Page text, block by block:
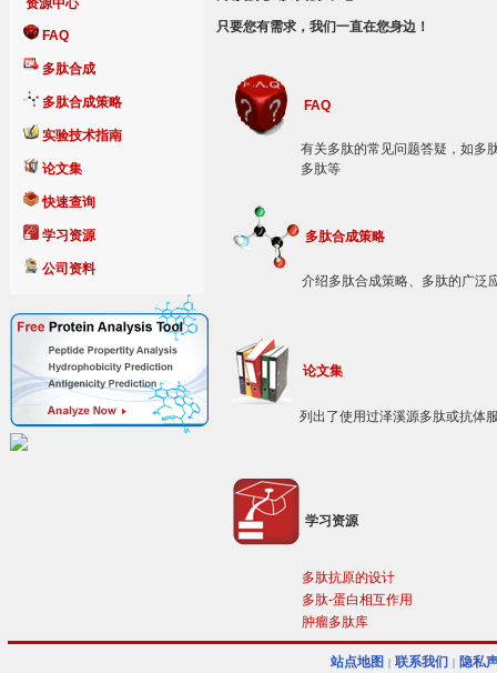
资源中心
FAQ
多肽合成
多肽合成策略
实验技术指南
论文集
快速查询
学习资源
公司资料
只要您有需求，我们一直在您身边！
FAQ
有关多肽的常见问题答疑，如多
多肽等
多肽合成策略
介绍多肽合成策略、多肽的广泛
论文集
列出了使用过泽溪源多肽或抗体
学习资源
多肽抗原的设计
多肽-蛋白相互作用
肿瘤多肽库
站点地图 联系我们 隐私